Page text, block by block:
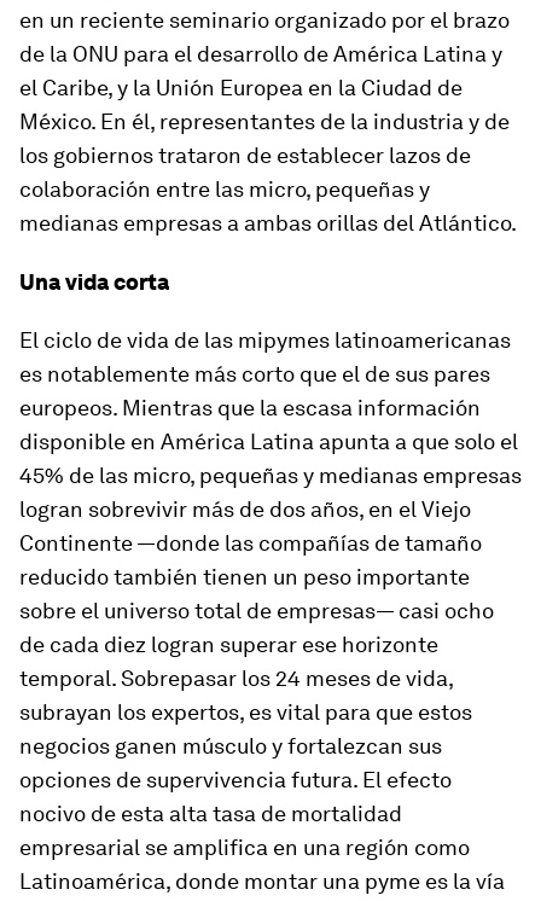
en un reciente seminario organizado por el brazo
de la ONU para el desarrollo de América Latina y
el Caribe, y la Unión Europea en la Ciudad de
México. En él, representantes de la industria y de
los gobiernos trataron de establecer lazos de
colaboración entre las micro, pequeñas y
medianas empresas a ambas orillas del Atlántico.
Una vida corta
El ciclo de vida de las mipymes latinoamericanas
es notablemente más corto que el de sus pares
europeos. Mientras que la escasa información
disponible en América Latina apunta a que solo el
45% de las micro, pequeñas y medianas empresas
logran sobrevivir más de dos años, en el Viejo
Continente —donde las compañías de tamaño
reducido también tienen un peso importante
sobre el universo total de empresas— casi ocho
de cada diez logran superar ese horizonte
temporal. Sobrepasar los 24 meses de vida,
subrayan los expertos, es vital para que estos
negocios ganen músculo y fortalezcan sus
opciones de supervivencia futura. El efecto
nocivo de esta alta tasa de mortalidad
empresarial se amplifica en una región como
Latino­américa, donde montar una pyme es la vía